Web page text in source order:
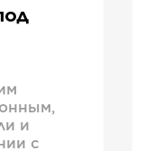
и
с